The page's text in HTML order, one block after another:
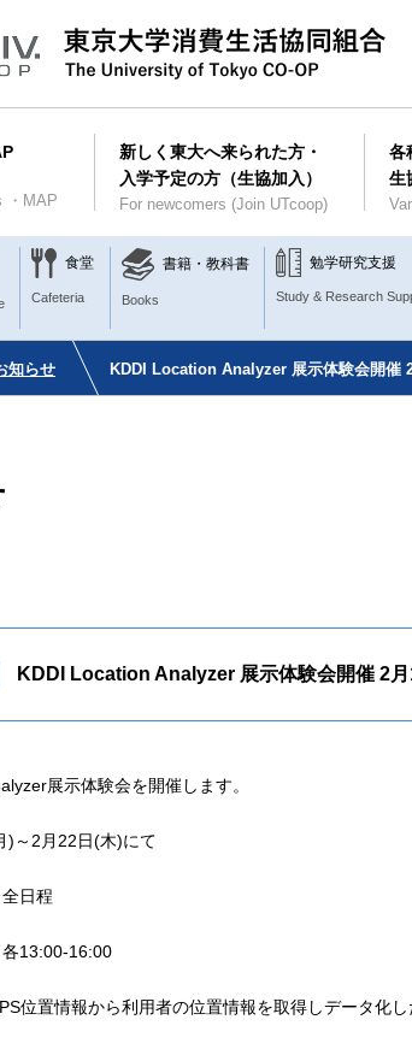
・MAP
新しく東大へ来られた方・
入学予定の方（生協加入）
For newcomers (Join UTcoop)
各
生
食堂
Cafeteria
書籍・教科書
Books
勉学研究支援
Study & Research
知らせ KDDI Location Analyzer 展示体験会開催
KDDI Location Analyzer 展示体験会開催 2
展示体験会を開催します。
)～2月22日(木)にて
日程
13:00-16:00
位置情報から利用者の位置情報を取得しデータ化し